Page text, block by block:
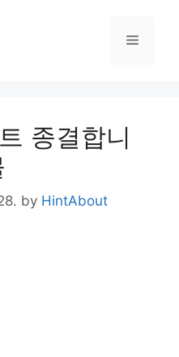
Menu
종결합니
by HintAbout